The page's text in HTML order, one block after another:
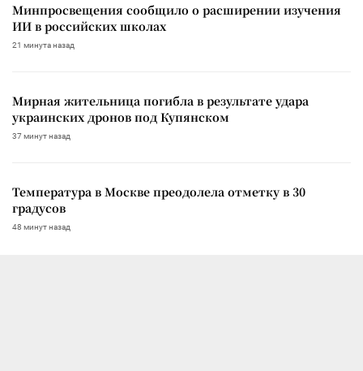
Минпросвещения сообщило о расширении изучения
ИИ в российских школах
21 минута назад
Мирная жительница погибла в результате удара
украинских дронов под Купянском
37 минут назад
Температура в Москве преодолела отметку в 30
градусов
48 минут назад